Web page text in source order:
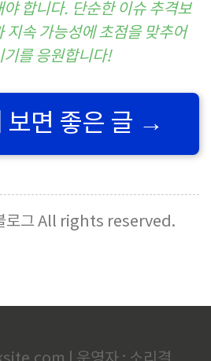
합니다. 단순한 이슈 추격보
지속 가능성에 초점을 맞추어
기를 응원합니다!
보면 좋은 글 →
로그 All rights reserved.